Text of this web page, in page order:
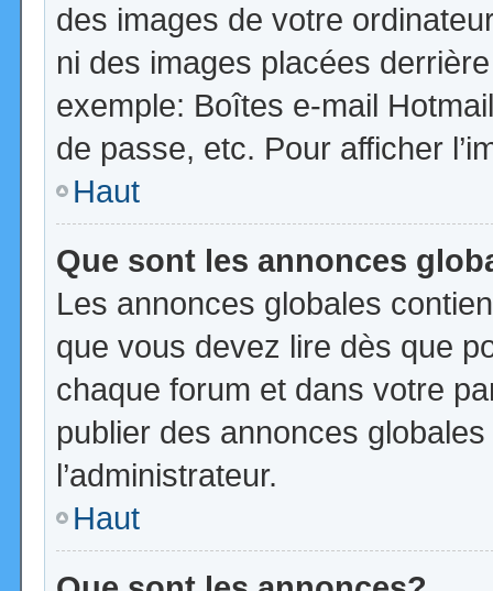
des images de votre
ni des images placées
exemple: Boîtes e-mail
de passe, etc. Pour afficher
Haut
Que sont les annonces
Les annonces globales
que vous devez lire dès que
chaque forum et dans votre
publier des annonces
l’administrateur.
Haut